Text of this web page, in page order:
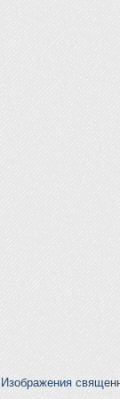
Изображения